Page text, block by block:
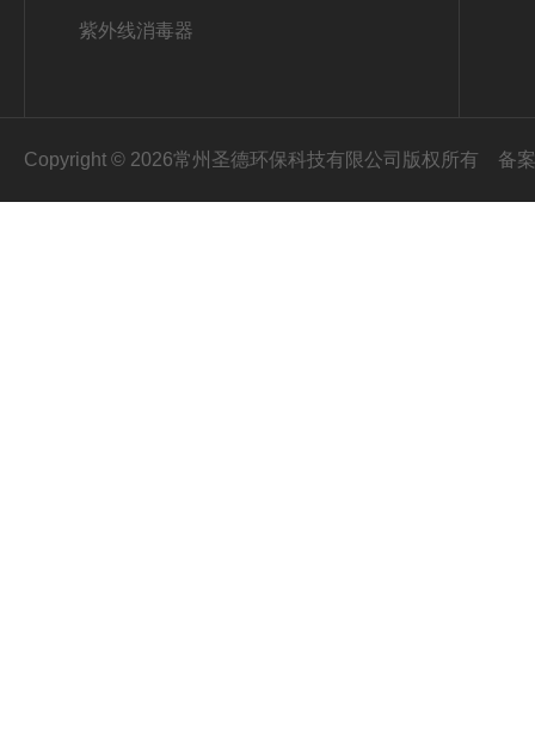
紫外线消毒器
Copyright © 2026常州圣德环保科技有限公司版权所有 备